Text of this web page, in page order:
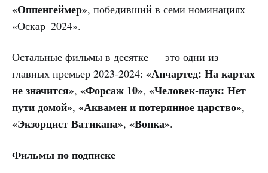
«Оппенгеймер», победивший в семи номинациях
«Оскар–2024».
Остальные фильмы в десятке — это одни из
главных премьер 2023-2024: «Анчартед: На картах
не значится», «Форсаж 10», «Человек-паук: Нет
пути домой», «Аквамен и потерянное царство»,
«Экзорцист Ватикана», «Вонка».
Фильмы по подписке